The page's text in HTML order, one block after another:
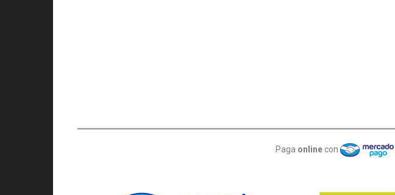
Paga online con